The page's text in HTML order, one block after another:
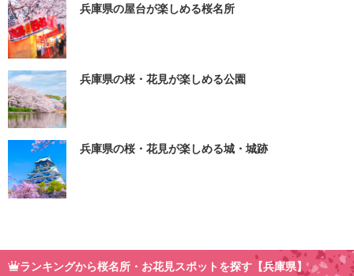
兵庫県の屋台が楽しめる桜名所
兵庫県の桜・花見が楽しめる公園
兵庫県の桜・花見が楽しめる城・城跡
ランキングから桜名所・お花見スポットを探す【兵庫県】